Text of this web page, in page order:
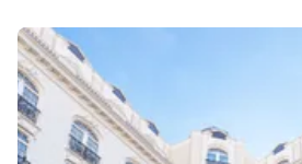
Diapositiva 1 di 7